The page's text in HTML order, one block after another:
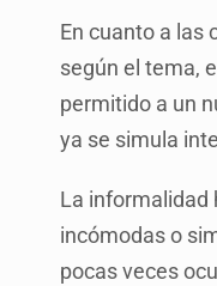
En cuanto a las
según el tema,
permitido a un
ya se simula
La informalidad
incómodas o
pocas veces